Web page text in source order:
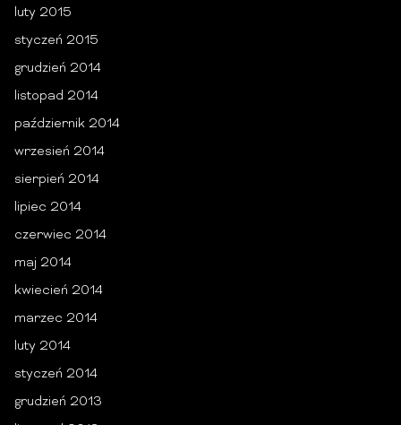
luty 2015
styczeń 2015
grudzień 2014
listopad 2014
październik 2014
wrzesień 2014
sierpień 2014
lipiec 2014
czerwiec 2014
maj 2014
kwiecień 2014
marzec 2014
luty 2014
styczeń 2014
grudzień 2013